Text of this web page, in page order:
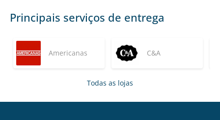
Principais serviços de entrega
Americanas C&A
Todas as lojas